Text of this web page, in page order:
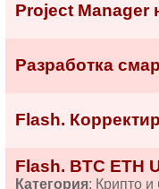
Project Manager
Разработка
Flash.
Flash. BTC ETH
Категория: Крипто и